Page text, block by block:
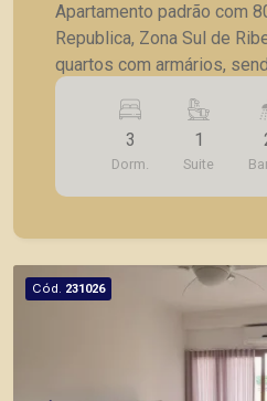
Apartamento padrão com
Republica, Zona Sul de
quartos com armários,
social; - Sala para 2
Cozinha com armários
1 Vaga de garagem. A Piramid tem como objetivo
atender seus clientes com
em locação, vendas de
3
Dorm.
1
Suite
Cód. 231026